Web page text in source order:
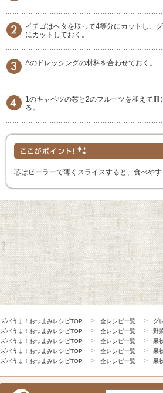
イチゴはヘタを取って4等分にカットし、
にカットしておく。
Aのドレッシングの材料を合わせておく。
1のキャベツの芯と2のフルーツを和えて
る。
芯はピーラーで薄くスライスすると、食べやす
ズバうま！おつまみレシピTOP 全レシピ一覧
グ
ズバうま！おつまみレシピTOP
全レシピ一覧 野
ズバうま！おつまみレシピTOP
全レシピ一覧 果
ズバうま！おつまみレシピTOP
全レシピ一覧 果
ズバうま！おつまみレシピTOP
全レシピ一覧 果